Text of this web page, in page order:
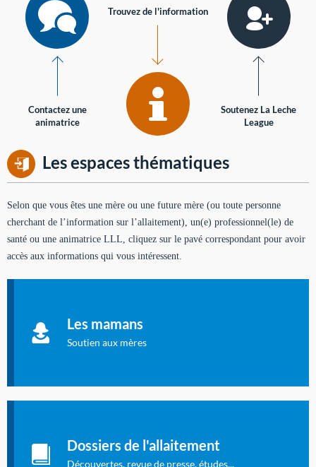
Contactez une
animatrice
Trouvez de l'information
Soutenez La Leche
League
Les espaces thématiques
Selon que vous êtes une mère ou une future mère (ou toute personne
cherchant de l’information sur l’allaitement), un(e) professionnel(le) de
santé ou une animatrice LLL, cliquez sur le pavé correspondant pour avoir
accès aux informations qui vous intéressent.
Les mamans
Soutien aux mères
à allaiter et vous informer : toutes les rubriques qui
concernent l'allaitement.
Dossiers de l'allaitement
Découvertes, revue de presse, études...
dernières études sur l'allaitement publiées dans la presse
internationale.